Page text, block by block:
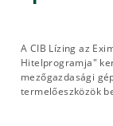
A CIB Lízing az
Hitelprogramja"
mezőgazdasági
termelőeszközök